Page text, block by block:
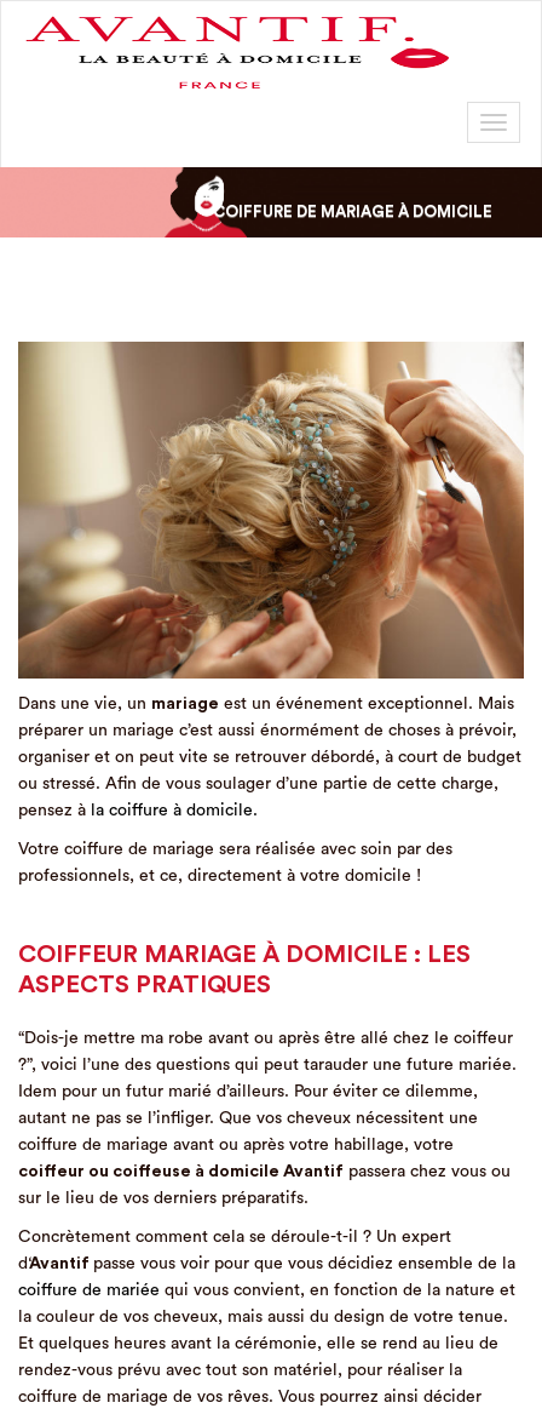
COIFFURE DE MARIAGE À DOMICILE
Dans une vie, un mariage est un événement exceptionnel. Mais
préparer un mariage c’est aussi énormément de choses à prévoir,
organiser et on peut vite se retrouver débordé, à court de budget
ou stressé. Afin de vous soulager d’une partie de cette charge,
pensez à la coiffure à domicile.
Votre coiffure de mariage sera réalisée avec soin par des
professionnels, et ce, directement à votre domicile !
COIFFEUR MARIAGE À DOMICILE : LES
ASPECTS PRATIQUES
“Dois-je mettre ma robe avant ou après être allé chez le coiffeur
?”, voici l’une des questions qui peut tarauder une future mariée.
Idem pour un futur marié d’ailleurs. Pour éviter ce dilemme,
autant ne pas se l’infliger. Que vos cheveux nécessitent une
coiffure de mariage avant ou après votre habillage, votre
coiffeur ou coiffeuse à domicile Avantif passera chez vous ou
sur le lieu de vos derniers préparatifs.
Concrètement comment cela se déroule-t-il ? Un expert
d ‘Avantif passe vous voir pour que vous décidiez ensemble de la
coiffure de mariée qui vous convient, en fonction de la nature et
la couleur de vos cheveux, mais aussi du design de votre tenue.
Et quelques heures avant la cérémonie, elle se rend au lieu de
rendez-vous prévu avec tout son matériel, pour réaliser la
coiffure de mariage de vos rêves. Vous pourrez ainsi décider